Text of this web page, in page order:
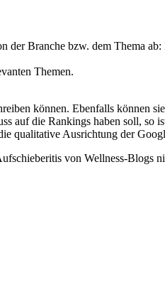
der Branche bzw. dem Thema
Themen.
können. Ebenfalls können
auf die Rankings haben soll, so
qualitative Ausrichtung der
von Wellness-Blogs